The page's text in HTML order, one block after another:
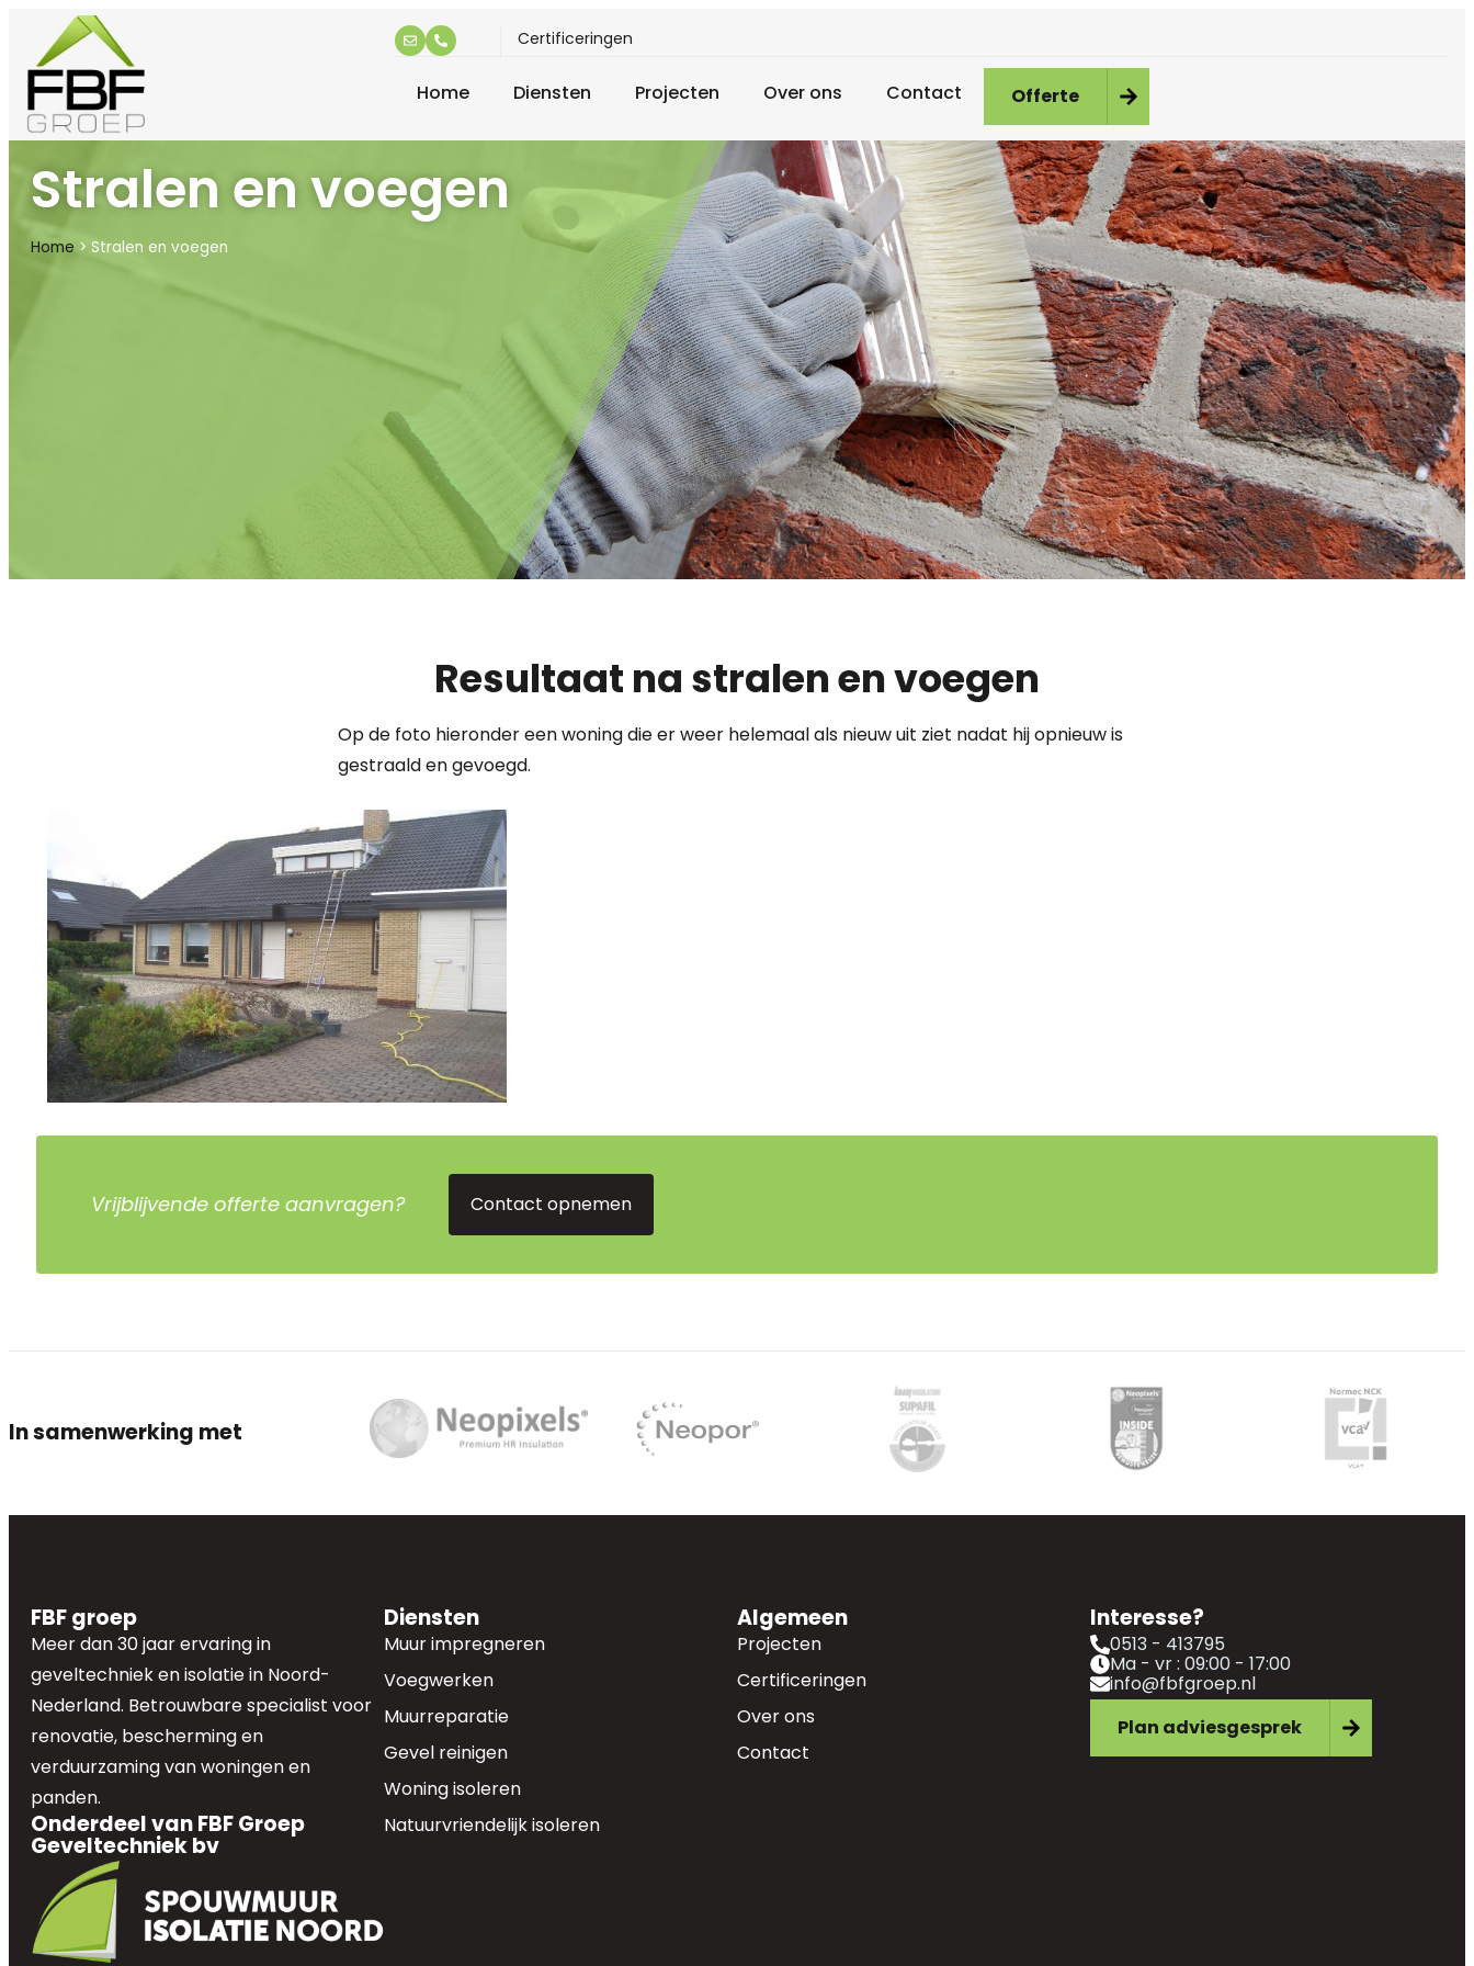
Certificeringen
Home Diensten Projecten Over ons Contact Offerte
Stralen en voegen
Home > Stralen en voegen
Resultaat na stralen en voegen
Op de foto hieronder een woning die er weer helemaal als nieuw uit ziet nadat hij opnieuw is
gestraald en gevoegd.
Vrijblijvende offerte aanvragen? Contact opnemen
In samenwerking met
FBF groep
Meer dan 30 jaar ervaring in
geveltechniek en isolatie in Noord-
Nederland. Betrouwbare specialist voor
renovatie, bescherming en
verduurzaming van woningen en
panden.
Onderdeel van FBF Groep
Geveltechniek bv
Diensten
Muur impregneren
Voegwerken
Muurreparatie
Gevel reinigen
Woning isoleren
Natuurvriendelijk isoleren
Algemeen
Projecten
Certificeringen
Over ons
Contact
Interesse?
0513 - 413795
Ma - vr : 09:00 - 17:00
info@fbfgroep.nl
Plan adviesgesprek